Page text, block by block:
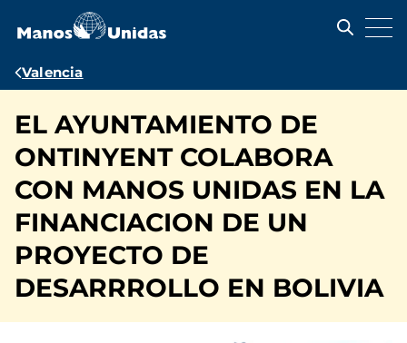
contenido
Ruta
navegación
Valencia
EL AYUNTAMIENTO DE
ONTINYENT COLABORA
CON MANOS UNIDAS EN LA
FINANCIACION DE UN
PROYECTO DE
DESARRROLLO EN BOLIVIA